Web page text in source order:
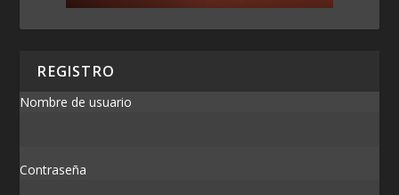
REGISTRO
Nombre de usuario
Contraseña